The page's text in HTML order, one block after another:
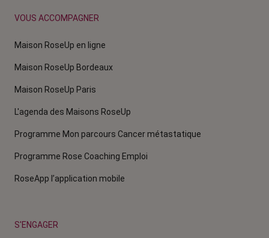
VOUS ACCOMPAGNER
Maison RoseUp en ligne
Maison RoseUp Bordeaux
Maison RoseUp Paris
L'agenda des Maisons RoseUp
Programme Mon parcours Cancer métastatique
Programme Rose Coaching Emploi
RoseApp l’application mobile
S'ENGAGER